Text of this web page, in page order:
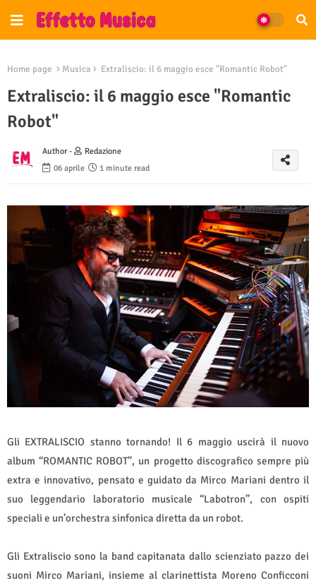
Home page Musica Extraliscio: il 6 maggio esce "Romantic Robot"
Extraliscio: il 6 maggio esce "Romantic
Robot"
Author -
Redazione
06 aprile
1 minute read
Gli EXTRALISCIO stanno tornando! Il 6 maggio uscirà il nuovo
album “ROMANTIC ROBOT”, un progetto discografico sempre più
extra e innovativo, pensato e guidato da Mirco Mariani dentro il
suo leggendario laboratorio musicale “Labotron”, con ospiti
speciali e un’orchestra sinfonica diretta da un robot.
Gli Extraliscio sono la band capitanata dallo scienziato pazzo dei
suoni Mirco Mariani, insieme al clarinettista Moreno Conficconi